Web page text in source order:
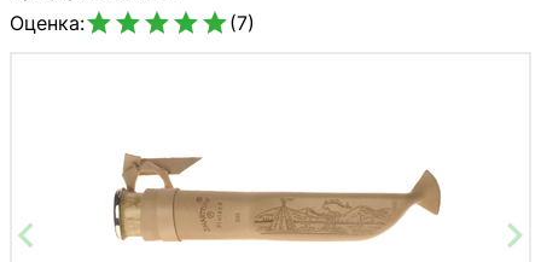
Оценка:(7)